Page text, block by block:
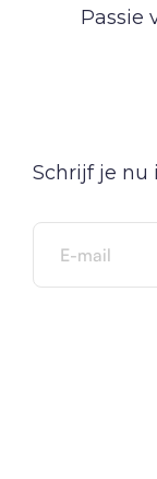
Passie
Schrijf je nu